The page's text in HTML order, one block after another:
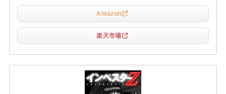
Amazon
楽天市場